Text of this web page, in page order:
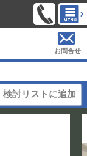
お問合せ
検討リストに追加